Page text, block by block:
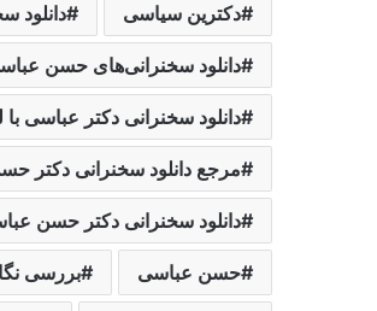
دکترین سیاسی دانلود
دانلود سخنرانی‌های حسن
دانلود سخنرانی دکتر عباسی
مرجع دانلود سخنرانی دکتر
دانلود سخنرانی دکتر حسن
حسن عباسی بررسی